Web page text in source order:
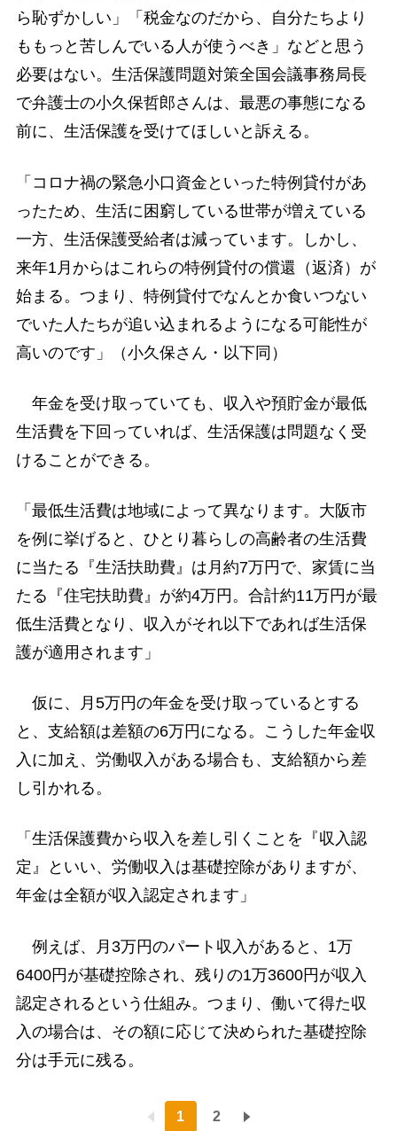
ら恥ずかしい」「税金なのだから、自分たちより
ももっと苦しんでいる人が使うべき」などと思う
必要はない。生活保護問題対策全国会議事務局長
で弁護士の小久保哲郎さんは、最悪の事態になる
前に、生活保護を受けてほしいと訴える。
「コロナ禍の緊急小口資金といった特例貸付があ
ったため、生活に困窮している世帯が増えている
一方、生活保護受給者は減っています。しかし、
来年1月からはこれらの特例貸付の償還（返済）が
始まる。つまり、特例貸付でなんとか食いつない
でいた人たちが追い込まれるようになる可能性が
高いのです」（小久保さん・以下同）
年金を受け取っていても、収入や預貯金が最低
生活費を下回っていれば、生活保護は問題なく受
けることができる。
「最低生活費は地域によって異なります。大阪市
を例に挙げると、ひとり暮らしの高齢者の生活費
に当たる『生活扶助費』は月約7万円で、家賃に当
たる『住宅扶助費』が約4万円。合計約11万円が最
低生活費となり、収入がそれ以下であれば生活保
護が適用されます」
仮に、月5万円の年金を受け取っているとする
と、支給額は差額の6万円になる。こうした年金収
入に加え、労働収入がある場合も、支給額から差
し引かれる。
「生活保護費から収入を差し引くことを『収入認
定』といい、労働収入は基礎控除がありますが、
年金は全額が収入認定されます」
例えば、月3万円のパート収入があると、1万
6400円が基礎控除され、残りの1万3600円が収入
認定されるという仕組み。つまり、働いて得た収
入の場合は、その額に応じて決められた基礎控除
分は手元に残る。
1 2